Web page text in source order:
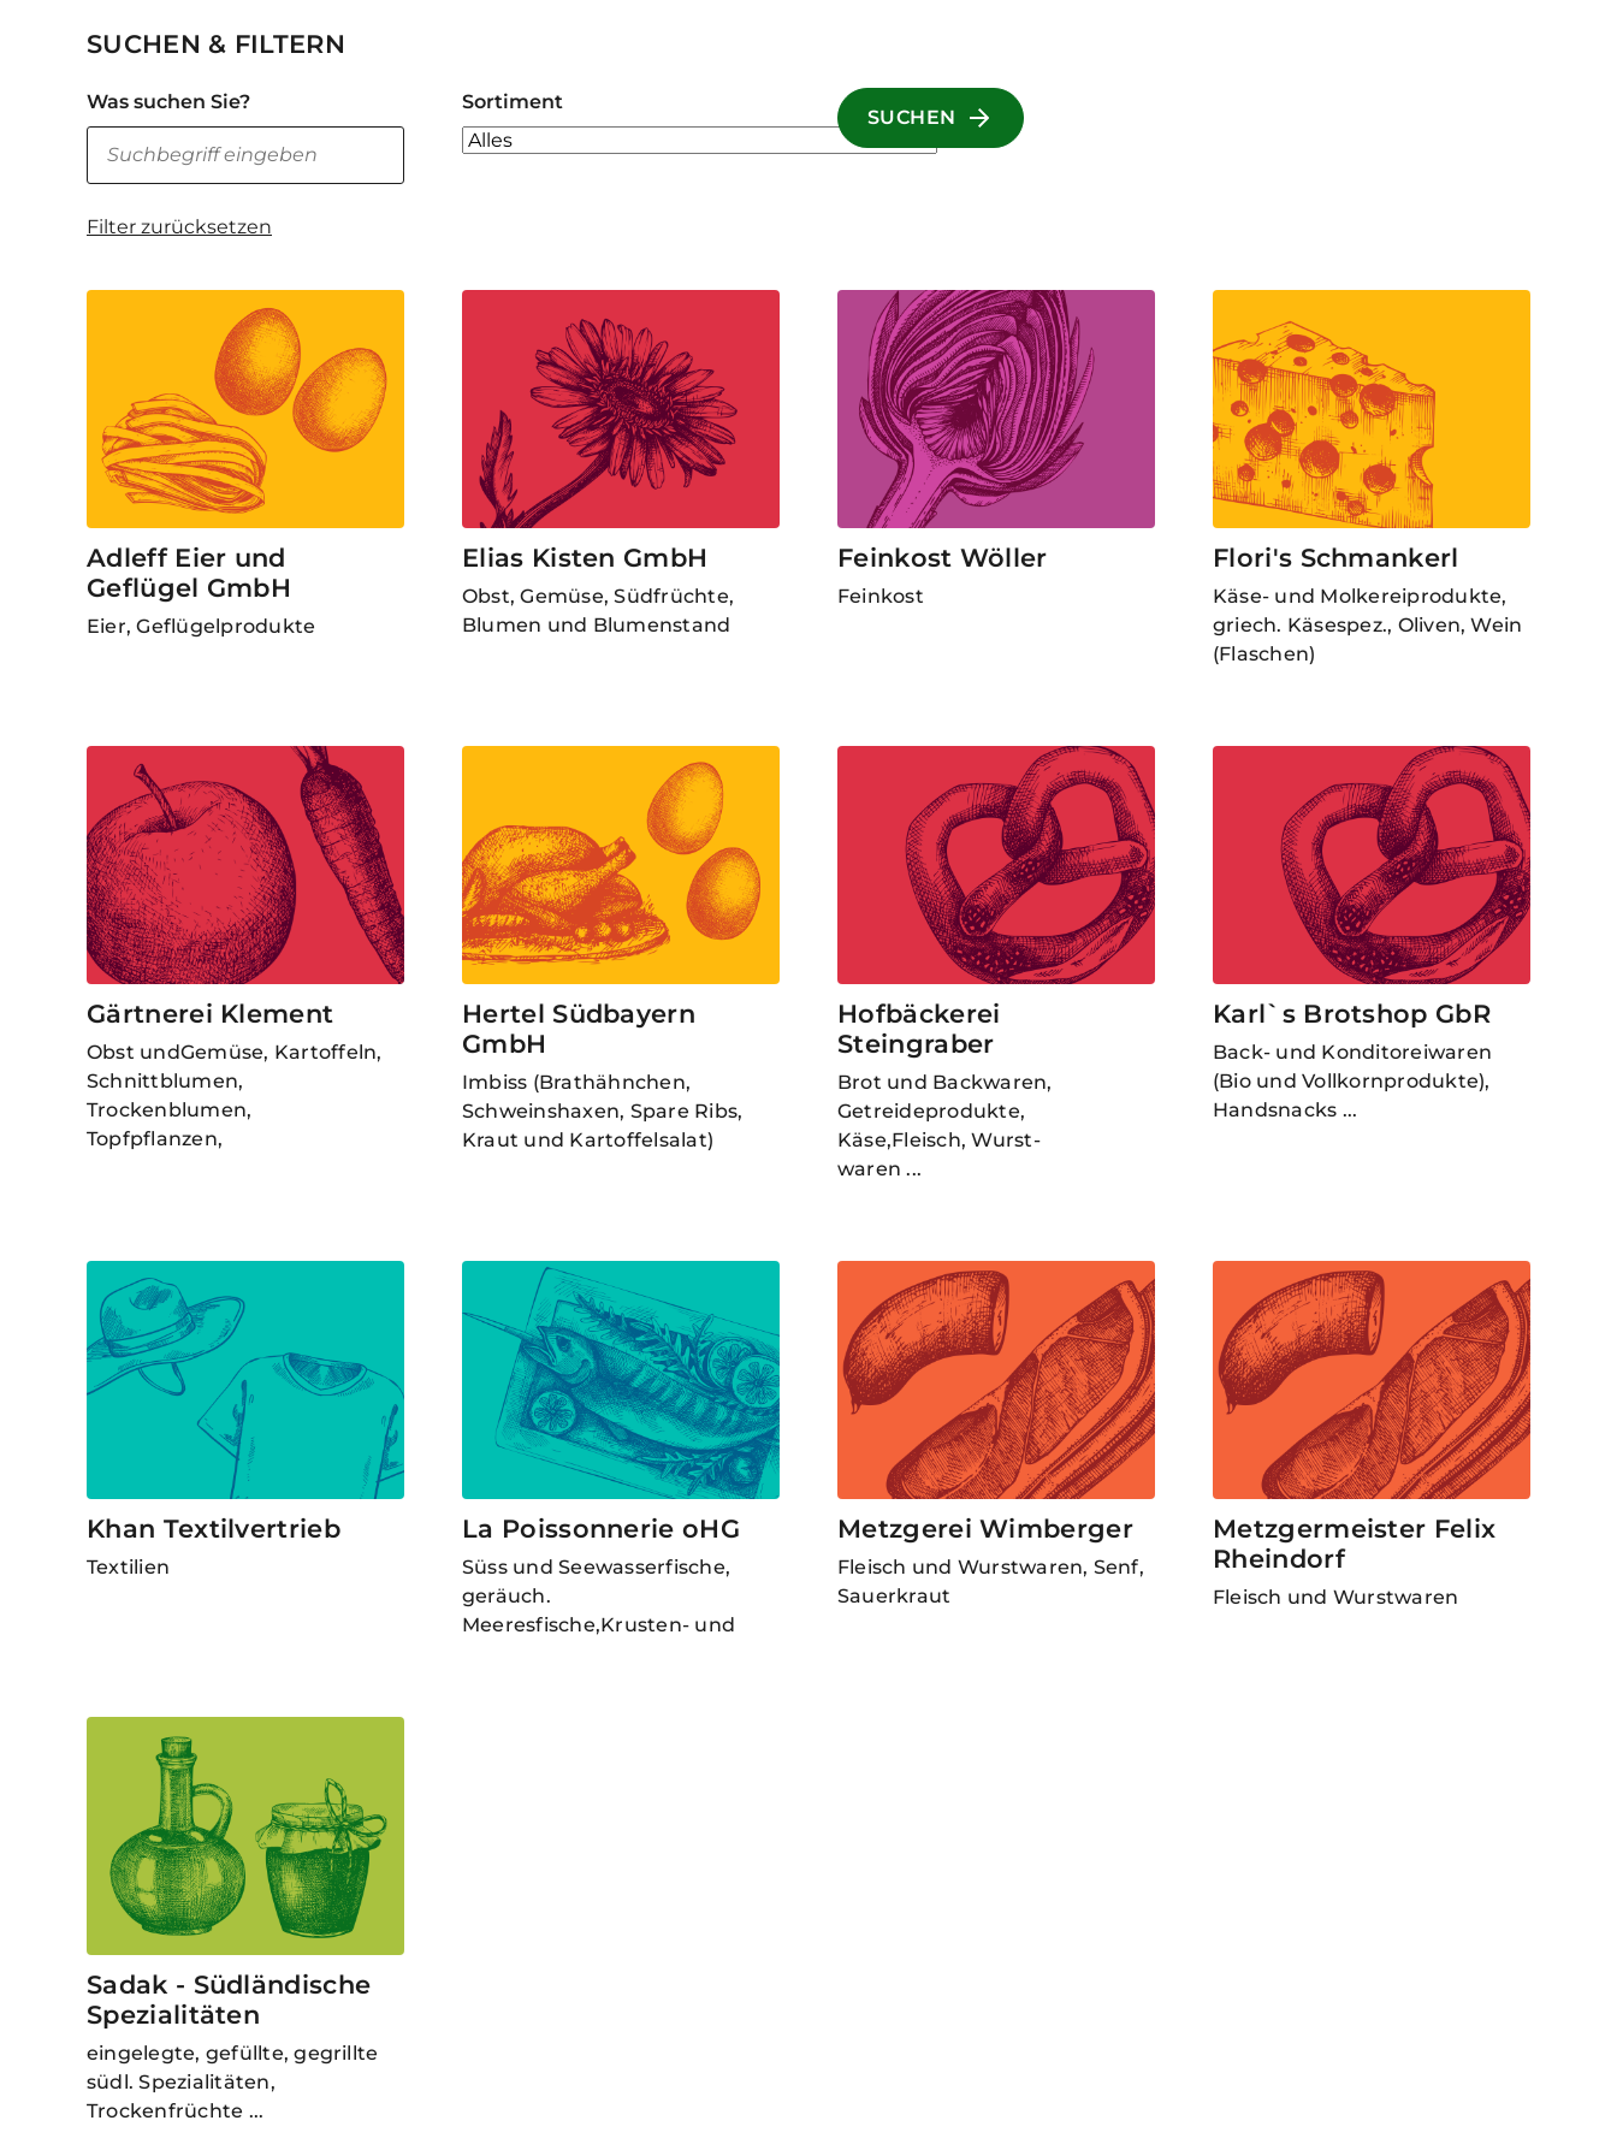
SUCHEN & FILTERN
Was suchen Sie? Sortiment
SUCHEN
Filter zurücksetzen
Adleff Eier und
Geflügel GmbH
Eier, Geflügelprodukte
Elias Kisten GmbH
Obst, Gemüse, Südfrüchte,
Blumen und Blumenstand
Feinkost Wöller
Feinkost
Flori's Schmankerl
Käse- und Molkereiprodukte,
griech. Käsespez., Oliven, Wein
(Flaschen)
Gärtnerei Klement
Obst undGemüse, Kartoffeln,
Schnittblumen,
Trockenblumen,
Topfpflanzen,
Hertel Südbayern
GmbH
Imbiss (Brathähnchen,
Schweinshaxen, Spare Ribs,
Kraut und Kartoffelsalat)
Hofbäckerei
Steingraber
Brot und Backwaren,
Getreideprodukte,
Käse,Fleisch, Wurst-
waren ...
Karl`s Brotshop GbR
Back- und Konditoreiwaren
(Bio und Vollkornprodukte),
Handsnacks ...
Khan Textilvertrieb
Textilien
La Poissonnerie oHG
Süss und Seewasserfische,
geräuch.
Meeresfische,Krusten- und
Metzgerei Wimberger
Fleisch und Wurstwaren, Senf,
Sauerkraut
Metzgermeister Felix
Rheindorf
Fleisch und Wurstwaren
Sadak - Südländische
Spezialitäten
eingelegte, gefüllte, gegrillte
südl. Spezialitäten,
Trockenfrüchte ...